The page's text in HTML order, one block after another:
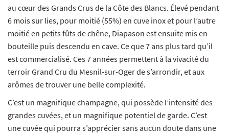
au cœur des Grands Crus de la Côte des Blancs. Élevé pendant
6 mois sur lies, pour moitié (55%) en cuve inox et pour l’autre
moitié en petits fûts de chêne, Diapason est ensuite mis en
bouteille puis descendu en cave. Ce que 7 ans plus tard qu’il
est commercialisé. Ces 7 années permettent à la vivacité du
terroir Grand Cru du Mesnil-sur-Oger de s’arrondir, et aux
arômes de trouver une belle complexité.
C’est un magnifique champagne, qui possède l’intensité des
grandes cuvées, et un magnifique potentiel de garde. C’est
une cuvée qui pourra s’apprécier sans aucun doute dans une